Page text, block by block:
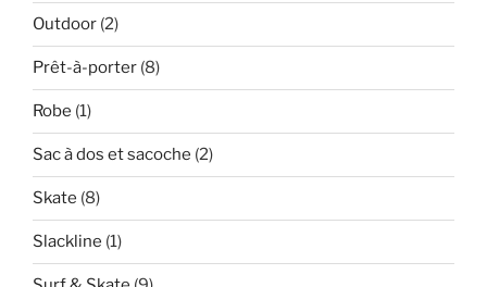
Outdoor (2)
Prêt-à-porter (8)
Robe (1)
Sac à dos et sacoche (2)
Skate (8)
Slackline (1)